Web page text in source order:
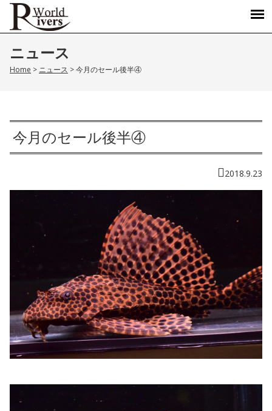
ニュース
Home > ニュース >今月のセール後半④
今月のセール後半④
2018.9.23